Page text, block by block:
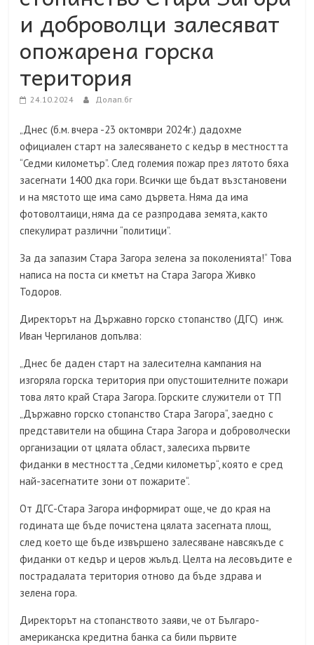
и доброволци залесяват
опожарена горска
територия
24.10.2024 Долап.бг
„Днес (б.м. вчера -23 октомври 2024г.) дадохме
официален старт на залесяването с кедър в местността
“Седми километър”. След големия пожар през лятото бяха
засегнати 1400 дка гори. Всички ще бъдат възстановени
и на мястото ще има само дървета. Няма да има
фотоволтаици, няма да се разпродава земята, както
спекулират различни “политици”.
За да запазим Стара Загора зелена за поколенията!“ Това
написа на поста си кметът на Стара Загора Живко
Тодоров.
Директорът на Държавно горско стопанство (ДГС) инж.
Иван Чергиланов допълва:
„Днес бе даден старт на залесителна кампания на
изгоряла горска територия при опустошителните пожари
това лято край Стара Загора. Горските служители от ТП
„Държавно горско стопанство Стара Загора“, заедно с
представители на община Стара Загора и доброволчески
организации от цялата област, залесиха първите
фиданки в местността „Седми километър“, която е сред
най-засегнатите зони от пожарите“.
От ДГС-Стара Загора информират още, че до края на
годината ще бъде почистена цялата засегната площ,
след което ще бъде извършено залесяване навсякъде с
фиданки от кедър и церов жълъд. Целта на лесовъдите е
пострадалата територия отново да бъде здрава и
зелена гора.
Директорът на стопанството заяви, че от Българо-
американска кредитна банка са били първите